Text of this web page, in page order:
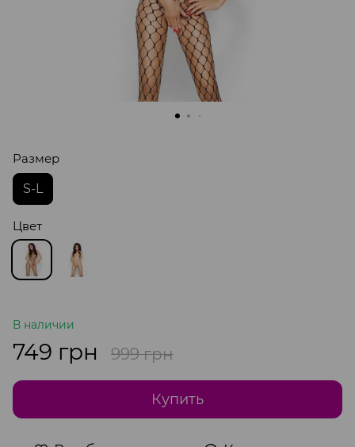
Размер
S-L
Цвет
В наличии
749 грн 999 грн
Купить